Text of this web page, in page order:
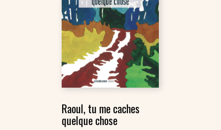
Raoul, tu me caches
quelque chose